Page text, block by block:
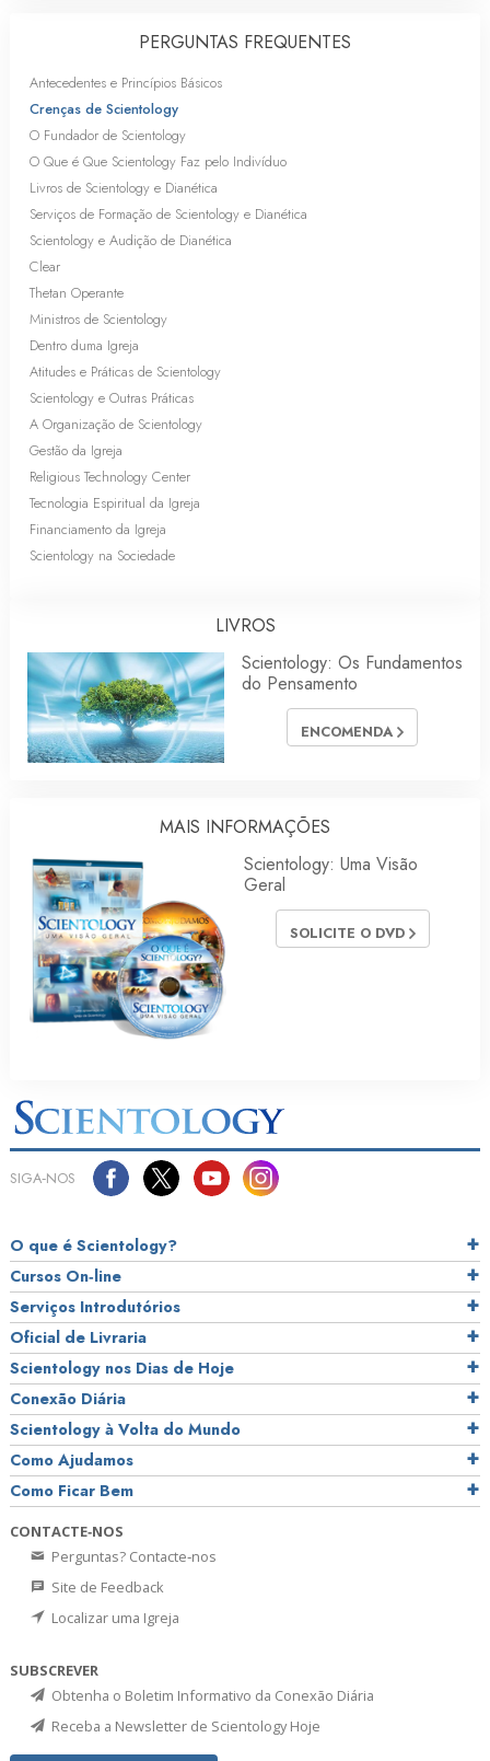
PERGUNTAS FREQUENTES
Antecedentes e Princípios Básicos
Crenças de Scientology
O Fundador de Scientology
O Que é Que Scientology Faz pelo Indivíduo
Livros de Scientology e Dianética
Serviços de Formação de Scientology e Dianética
Scientology e Audição de Dianética
Clear
Thetan Operante
Ministros de Scientology
Dentro duma Igreja
Atitudes e Práticas de Scientology
Scientology e Outras Práticas
A Organização de Scientology
Gestão da Igreja
Religious Technology Center
Tecnologia Espiritual da Igreja
Financiamento da Igreja
Scientology na Sociedade
LIVROS
Scientology: Os Fundamentos
do Pensamento
ENCOMENDA
MAIS INFORMAÇÕES
Scientology: Uma Visão
Geral
SOLICITE O DVD
SIGA‑NOS
O que é Scientology?
Cursos On‑line
Serviços Introdutórios
Oficial de Livraria
Scientology nos Dias de Hoje
Conexão Diária
Scientology à Volta do Mundo
Como Ajudamos
Como Ficar Bem
CONTACTE‑NOS
Perguntas? Contacte‑nos
Site de Feedback
Localizar uma Igreja
SUBSCREVER
Obtenha o Boletim Informativo da Conexão Diária
Receba a Newsletter de Scientology Hoje